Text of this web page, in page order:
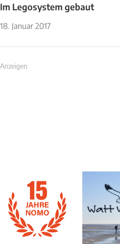
Im Legosystem gebaut
18. Januar 2017
Anzeigen